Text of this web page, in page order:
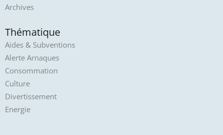
Archives
Thématique
Aides & Subventions
Alerte Arnaques
Consommation
Culture
Divertissement
Energie